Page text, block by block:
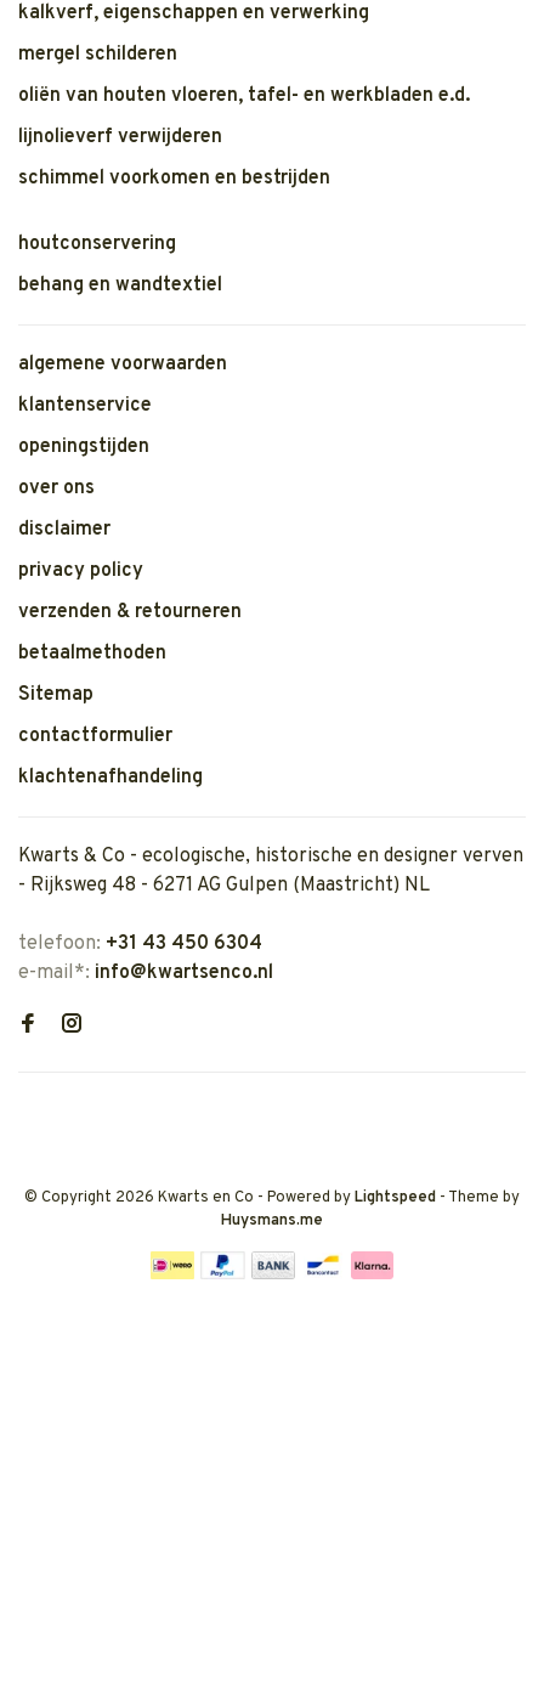
kalkverf, eigenschappen en verwerking
mergel schilderen
oliën van houten vloeren, tafel- en werkbladen e.d.
lijnolieverf verwijderen
schimmel voorkomen en bestrijden
houtconservering
behang en wandtextiel
algemene voorwaarden
klantenservice
openingstijden
over ons
disclaimer
privacy policy
verzenden & retourneren
betaalmethoden
Sitemap
contactformulier
klachtenafhandeling
Kwarts & Co - ecologische, historische en designer verven
- Rijksweg 48 - 6271 AG Gulpen (Maastricht) NL
telefoon: +31 43 450 6304
e-mail*: info@kwartsenco.nl
© Copyright 2026 Kwarts en Co - Powered byLightspeed - Theme by
Huysmans.me